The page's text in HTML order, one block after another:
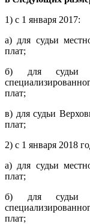
1) с 1 января 2017:
а) для судьи
плат;
б) для судьи
плат;
в) для судьи
плат;
2) с 1 января 2018
а) для судьи
плат;
б) для судьи
плат;